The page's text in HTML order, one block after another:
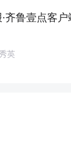
齐鲁壹点客
英